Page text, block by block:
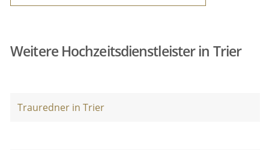
Weitere Hochzeitsdienstleister in Trier
Trauredner in Trier